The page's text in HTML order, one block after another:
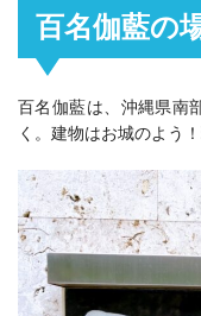
百名伽藍の
百名伽藍は、沖縄県南
く。建物はお城のよう